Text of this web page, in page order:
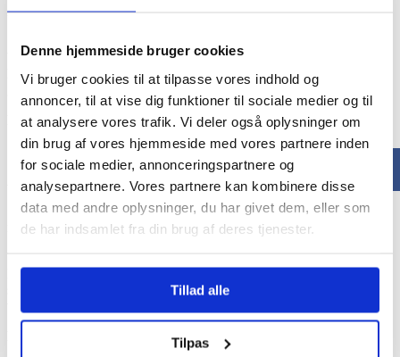
Denne hjemmeside bruger cookies
Vi bruger cookies til at tilpasse vores indhold og
annoncer, til at vise dig funktioner til sociale medier og til
at analysere vores trafik. Vi deler også oplysninger om
din brug af vores hjemmeside med vores partnere inden
for sociale medier, annonceringspartnere og
analysepartnere. Vores partnere kan kombinere disse
data med andre oplysninger, du har givet dem, eller som
de har indsamlet fra din brug af deres tjenester.
Tillad alle
Tilpas
rigtige abrikoser og er mixet med en udvalgt vodka fra
Vodkaen er skabt på blødt vand, uden farvestoffer eller tilsat sukker,
hvilket giver den en uovertruffen klar og ren smag, der harmonerer
godt med vores Abrikos.
Fustage 15 ltr. 1.500,-
Alc. 7%.
Syrlig og frisk Lemon, let bitter eftersmag. Indeholder saften af
rigtige lemon frugter og er mixet med en udvalgt gin fra
Denne gin er en klassisk dansk gin, som er helt klar i farven og
smagen er mild og ren, med klassisk smag af enebær, der skaber en